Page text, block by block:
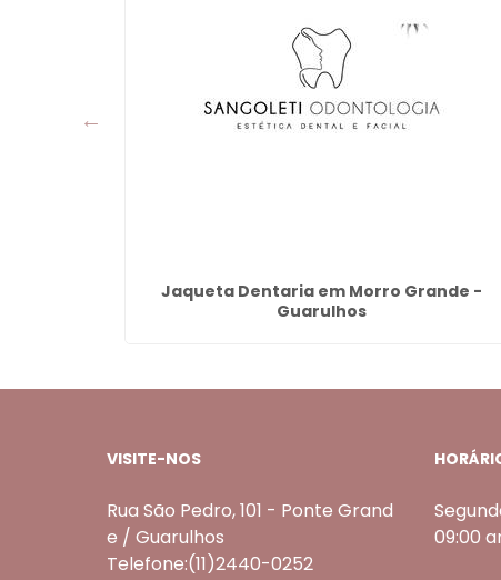
Jaqueta Dentaria em Morro Grande -
Guarulhos
VISITE-NOS
Rua São Pedro, 101 - Ponte Grand
e / Guarulhos
Telefone:(11)2440-0252
09:00